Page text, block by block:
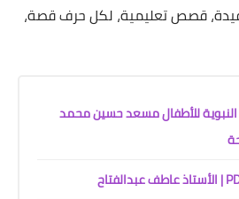
قصص تعليمية، لكل حرف قصة،
للأطفال مسعد حسين محمد